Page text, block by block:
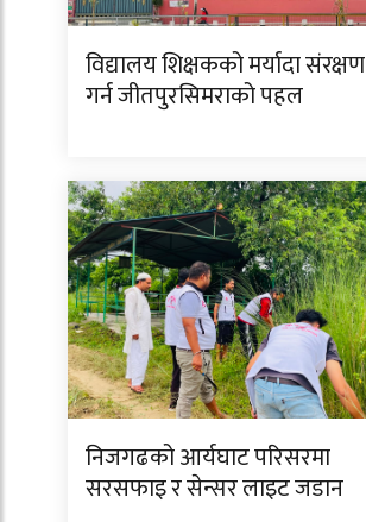
विद्यालय शिक्षकको मर्यादा संरक्षण
गर्न जीतपुरसिमराको पहल
निजगढको आर्यघाट परिसरमा
सरसफाइ र सेन्सर लाइट जडान